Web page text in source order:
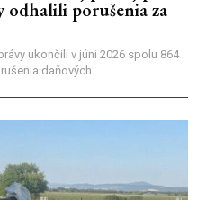
porušenia za
ukončili v júni 2026 spolu 864
daňových...